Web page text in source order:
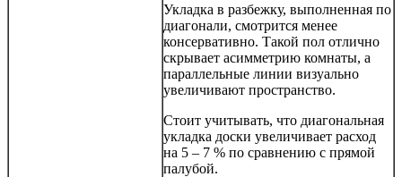
Укладка в разбежку, выполненная по
диагонали, смотрится менее
консервативно. Такой пол отлично
скрывает асимметрию комнаты, а
параллельные линии визуально
увеличивают пространство.
Стоит учитывать, что диагональная
укладка доски увеличивает расход
на 5 – 7 % по сравнению с прямой
палубой.